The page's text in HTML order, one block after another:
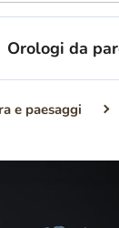
Orologi da
e paesaggi